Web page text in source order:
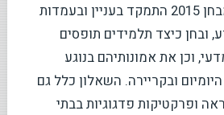
מדדים השוואתיים. מבחן 2015 התמקד בעניין ובעמדות
ובחן כיצד תלמידים תופסים
וכן את אמונותיהם בנוגע
ובקריירה. השאלון כלל גם
ופרקטיקות פדגוגיות בבתי